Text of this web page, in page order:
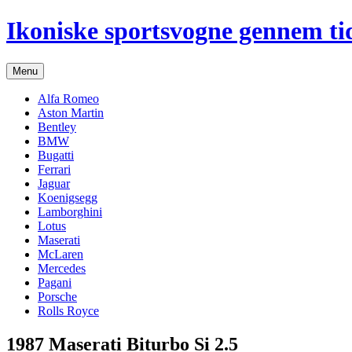
Hop
til
Ikoniske sportsvogne gennem
Menu
Alfa Romeo
Aston Martin
Bentley
BMW
Bugatti
Ferrari
Jaguar
Koenigsegg
Lamborghini
Lotus
Maserati
McLaren
Mercedes
Pagani
Porsche
Rolls Royce
1987 Maserati Biturbo Si 2.5